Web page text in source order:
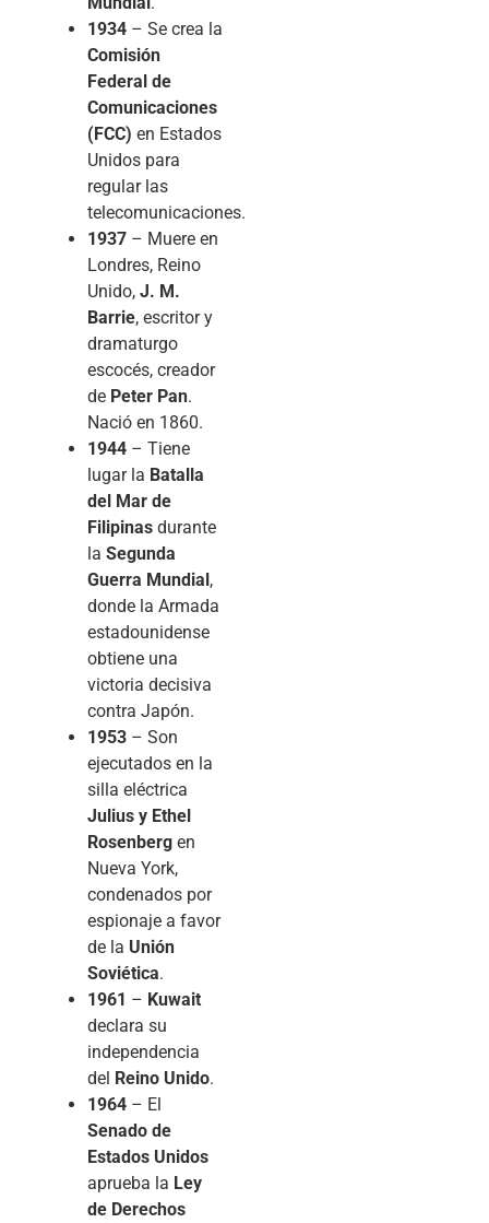
1934 – Se crea la
Comisión
Federal de
Comunicaciones
(FCC) en Estados
Unidos para
regular las
telecomunicaciones.
1937 – Muere en
Londres, Reino
Unido, J. M.
Barrie, escritor y
dramaturgo
escocés, creador
de Peter Pan.
Nació en 1860.
1944 – Tiene
lugar la Batalla
del Mar de
Filipinas durante
la Segunda
Guerra Mundial,
donde la Armada
estadounidense
obtiene una
victoria decisiva
contra Japón.
1953 – Son
ejecutados en la
silla eléctrica
Julius y Ethel
Rosenberg en
Nueva York,
condenados por
espionaje a favor
de la Unión
Soviética.
1961 – Kuwait
declara su
independencia
del Reino Unido.
1964 – El
Senado de
Estados Unidos
aprueba la Ley
de Derechos